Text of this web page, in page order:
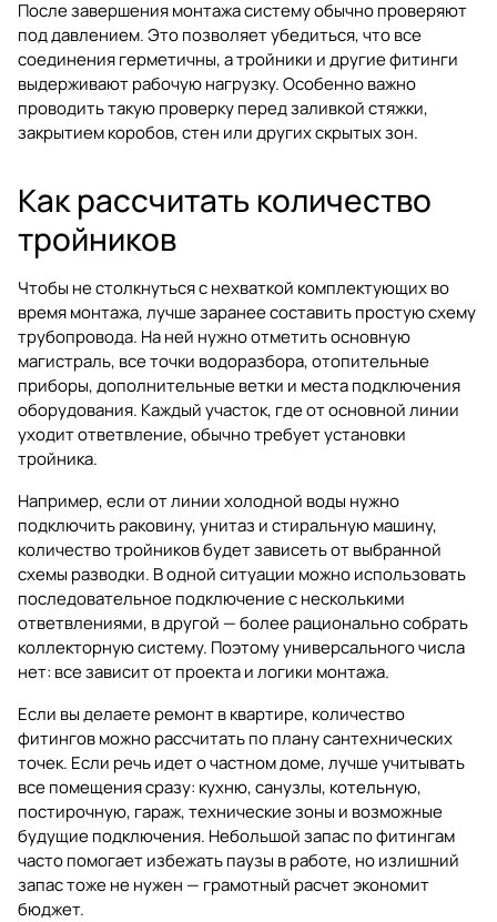
После завершения монтажа систему обычно проверяют
под давлением. Это позволяет убедиться, что все
соединения герметичны, а тройники и другие фитинги
выдерживают рабочую нагрузку. Особенно важно
проводить такую проверку перед заливкой стяжки,
закрытием коробов, стен или других скрытых зон.
Как рассчитать количество
тройников
Чтобы не столкнуться с нехваткой комплектующих во
время монтажа, лучше заранее составить простую схему
трубопровода. На ней нужно отметить основную
магистраль, все точки водоразбора, отопительные
приборы, дополнительные ветки и места подключения
оборудования. Каждый участок, где от основной линии
уходит ответвление, обычно требует установки
тройника.
Например, если от линии холодной воды нужно
подключить раковину, унитаз и стиральную машину,
количество тройников будет зависеть от выбранной
схемы разводки. В одной ситуации можно использовать
последовательное подключение с несколькими
ответвлениями, в другой — более рационально собрать
коллекторную систему. Поэтому универсального числа
нет: все зависит от проекта и логики монтажа.
Если вы делаете ремонт в квартире, количество
фитингов можно рассчитать по плану сантехнических
точек. Если речь идет о частном доме, лучше учитывать
все помещения сразу: кухню, санузлы, котельную,
постирочную, гараж, технические зоны и возможные
будущие подключения. Небольшой запас по фитингам
часто помогает избежать паузы в работе, но излишний
запас тоже не нужен — грамотный расчет экономит
бюджет.